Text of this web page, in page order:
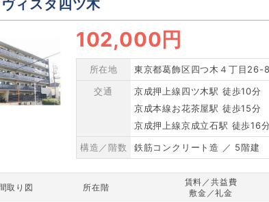
ィスタ四ツ木
102,000円
所在地
東京都葛飾区四つ木４丁目26-8
交通
京成押上線四ツ木駅 徒歩10分
京成本線お花茶屋駅 徒歩15分
京成押上線京成立石駅 徒歩16分
構造／階数
鉄筋コンクリート造 ／ 5階建
取り図 所在階
賃料／共益費
敷金／礼金